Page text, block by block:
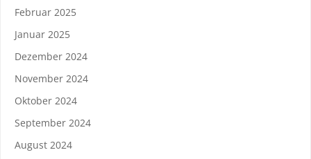
Februar 2025
Januar 2025
Dezember 2024
November 2024
Oktober 2024
September 2024
August 2024